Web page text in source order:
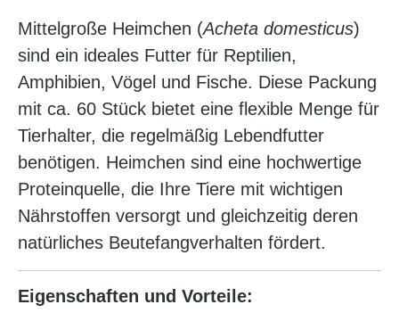
Mittelgroße Heimchen (Acheta domesticus)
sind ein ideales Futter für Reptilien,
Amphibien, Vögel und Fische. Diese Packung
mit ca. 60 Stück bietet eine flexible Menge für
Tierhalter, die regelmäßig Lebendfutter
benötigen. Heimchen sind eine hochwertige
Proteinquelle, die Ihre Tiere mit wichtigen
Nährstoffen versorgt und gleichzeitig deren
natürliches Beutefangverhalten fördert.
Eigenschaften und Vorteile: